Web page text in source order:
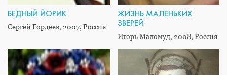
БЕДНЫЙ ЙОРИК
Сергей Гордеев, 2007, Россия
ЖИЗНЬ МАЛЕНЬКИХ
ЗВЕРЕЙ
Игорь Маломуд, 2008, Россия